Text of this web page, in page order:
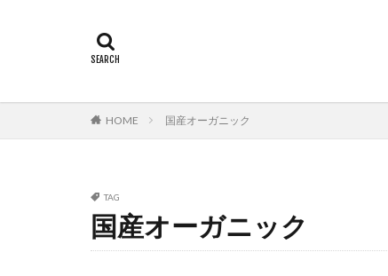
HOME 国産オーガニック
TAG
国産オーガニック